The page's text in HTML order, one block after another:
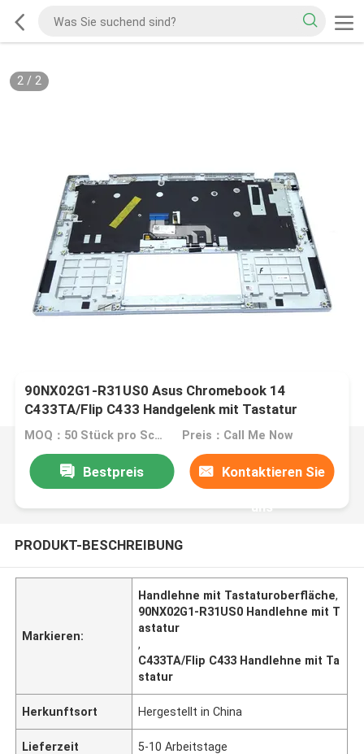
2/ 2
90NX02G1-R31US0 Asus Chromebook 14
C433TA/Flip C433 Handgelenk mit Tastatur
Oberhülle Silber
MOQ：50 Stück pro Schachtel Preis：Call Me Now
Bestpreis Kontaktieren Sie
uns
PRODUKT-BESCHREIBUNG
Markieren:
Handlehne mit Tastaturoberfläche,
90NX02G1-R31US0 Handlehne mit T
astatur
,
C433TA/Flip C433 Handlehne mit Ta
statur
Herkunftsort Hergestellt in China
Lieferzeit 5-10 Arbeitstage